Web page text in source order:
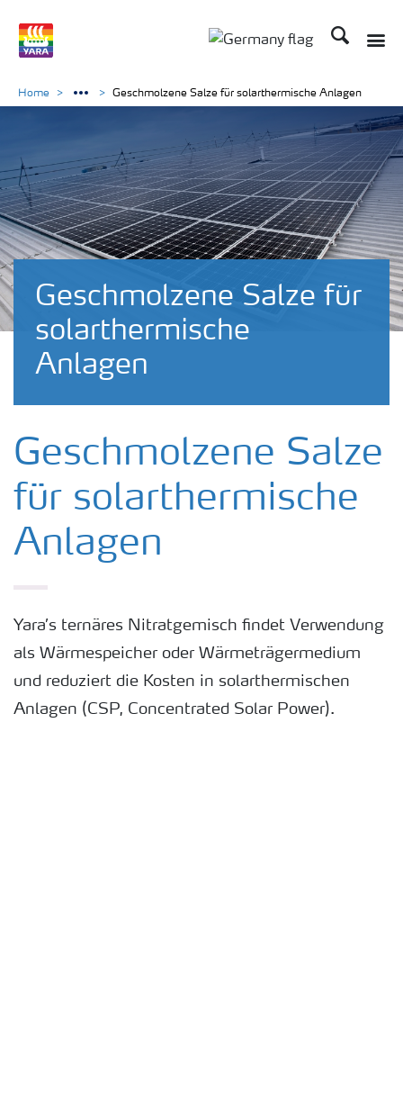
Suchen
Geschmolzene Salze für
solarthermische
Anlagen
Home Geschmolzene Salze für solarthermische Anlagen
Geschmolzene Salze
für solarthermische
Anlagen
Yara’s ternäres Nitratgemisch findet Verwendung
als Wärmespeicher oder Wärmeträgermedium
und reduziert die Kosten in solarthermischen
Anlagen (CSP, Concentrated Solar Power).